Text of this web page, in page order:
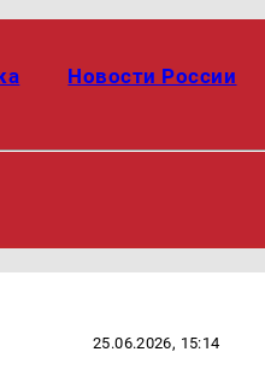
Новости России
25.06.2026, 15:14